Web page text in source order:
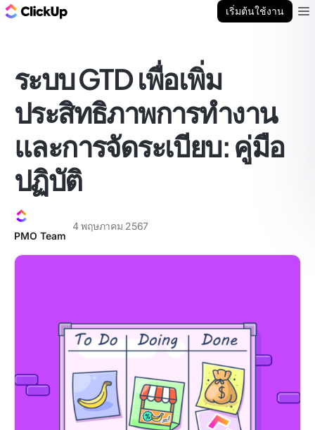
เริ่มต้นใช้งาน
ระบบ GTD เพื่อเพิ่ม
ประสิทธิภาพการทำงาน
และการจัดระเบียบ: คู่มือ
ปฏิบัติ
PMO Team
4 พฤษภาคม 2567